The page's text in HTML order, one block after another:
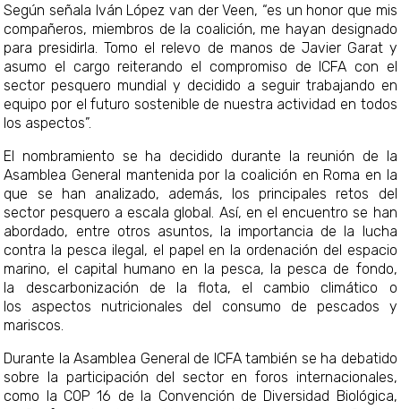
Según señala Iván López van der Veen, “es un honor que mis
compañeros, miembros de la coalición, me hayan designado
para presidirla. Tomo el relevo de manos de Javier Garat y
asumo el cargo reiterando el compromiso de ICFA con el
sector pesquero mundial y decidido a seguir trabajando en
equipo por el futuro sostenible de nuestra actividad en todos
los aspectos”.
El nombramiento se ha decidido durante la reunión de la
Asamblea General mantenida por la coalición en Roma en la
que se han analizado, además, los principales retos del
sector pesquero a escala global. Así, en el encuentro se han
abordado, entre otros asuntos, la importancia de la lucha
contra la pesca ilegal, el papel en la ordenación del espacio
marino, el capital humano en la pesca, la pesca de fondo,
la descarbonización de la flota, el cambio climático o
los aspectos nutricionales del consumo de pescados y
mariscos.
Durante la Asamblea General de ICFA también se ha debatido
sobre la participación del sector en foros internacionales,
como la COP 16 de la Convención de Diversidad Biológica,